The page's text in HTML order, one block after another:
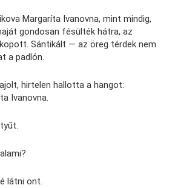
Margaríta Ivanovna, mint mindig,
gondosan fésülték hátra, az
Sántikált — az öreg térdek nem
a padlón.
hirtelen hallotta a hangot:
Ivanovna.
látni önt.